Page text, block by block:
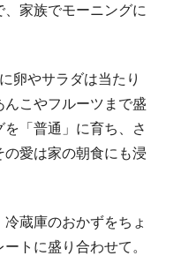
家族でモーニングに
卵やサラダは当たり
こやフルーツまで盛
「普通」に育ち、さ
の愛は家の朝食にも浸
冷蔵庫のおかずをちょ
トに盛り合わせて。